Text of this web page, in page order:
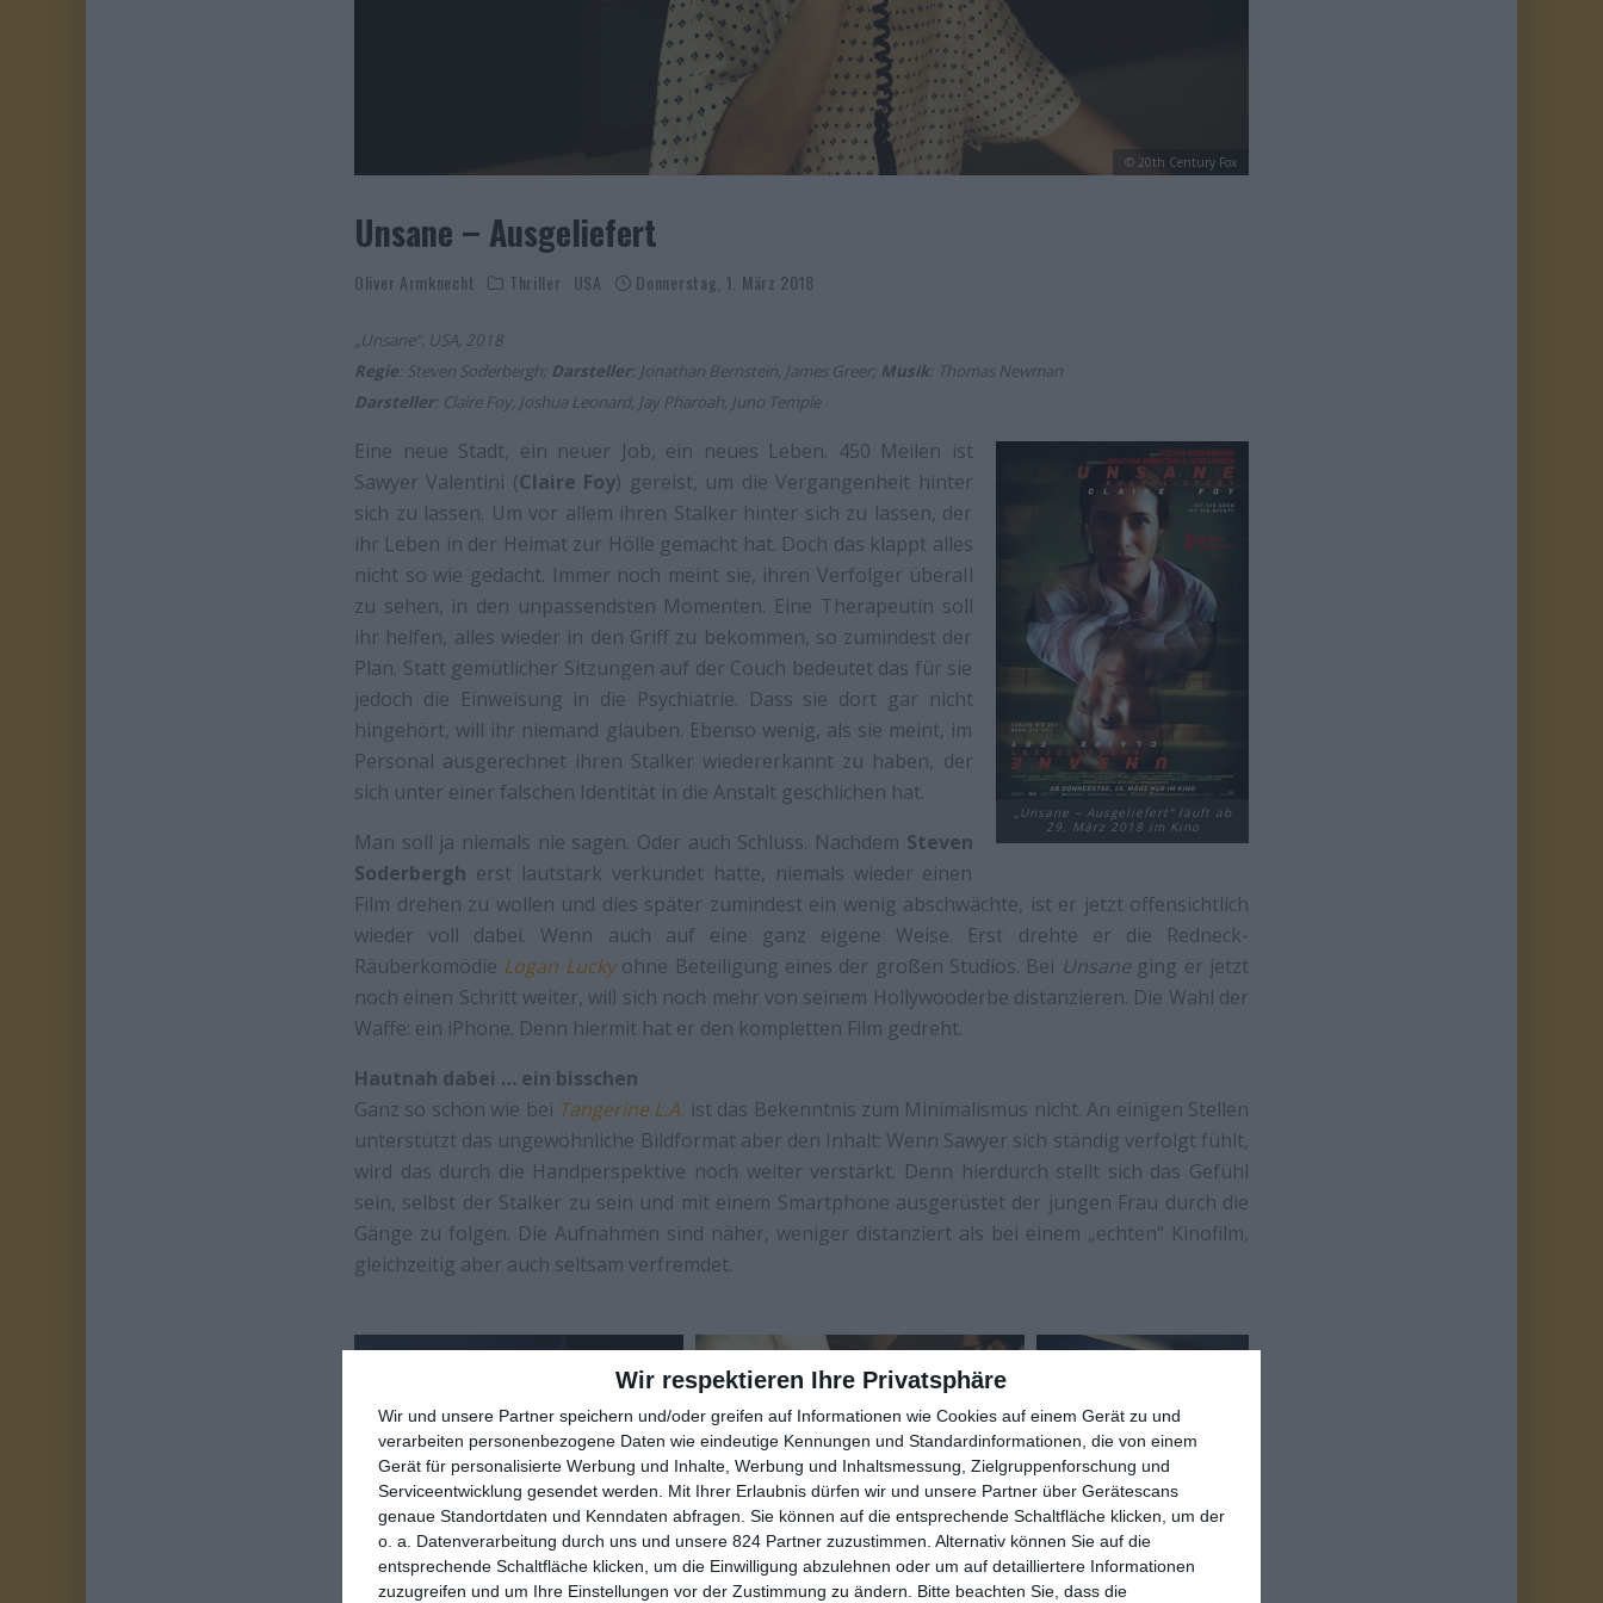
Wir respektieren Ihre Privatsphäre
Wir und unsere Partner speichern und/oder greifen auf Informationen wie Cookies auf einem Gerät zu und
verarbeiten personenbezogene Daten wie eindeutige Kennungen und Standardinformationen, die von einem
Gerät für personalisierte Werbung und Inhalte, Werbung und Inhaltsmessung, Zielgruppenforschung und
Serviceentwicklung gesendet werden.
Mit Ihrer Erlaubnis dürfen wir und unsere Partner über Gerätescans
genaue Standortdaten und Kenndaten abfragen. Sie können auf die entsprechende Schaltfläche klicken, um der
o. a. Datenverarbeitung durch uns und unsere 824 Partner zuzustimmen. Alternativ können Sie auf die
entsprechende Schaltfläche klicken, um die Einwilligung abzulehnen oder um auf detailliertere Informationen
zuzugreifen und um Ihre Einstellungen vor der Zustimmung zu ändern.
Bitte beachten Sie, dass die
© 20th Century Fox
Unsane – Ausgeliefert
Oliver Armknecht Thriller USA Donnerstag, 1. März 2018
„Unsane“, USA, 2018
Regie: Steven Soderbergh; Darsteller: Jonathan Bernstein, James Greer; Musik: Thomas Newman
Darsteller: Claire Foy, Joshua Leonard, Jay Pharoah, Juno Temple
„Unsane – Ausgeliefert“ läuft ab
29. März 2018 im Kino
Eine neue Stadt, ein neuer Job, ein neues Leben. 450 Meilen ist
Sawyer Valentini (Claire Foy) gereist, um die Vergangenheit hinter
sich zu lassen. Um vor allem ihren Stalker hinter sich zu lassen, der
ihr Leben in der Heimat zur Hölle gemacht hat. Doch das klappt alles
nicht so wie gedacht. Immer noch meint sie, ihren Verfolger überall
zu sehen, in den unpassendsten Momenten. Eine Therapeutin soll
ihr helfen, alles wieder in den Griff zu bekommen, so zumindest der
Plan. Statt gemütlicher Sitzungen auf der Couch bedeutet das für sie
jedoch die Einweisung in die Psychiatrie. Dass sie dort gar nicht
hingehört, will ihr niemand glauben. Ebenso wenig, als sie meint, im
Personal ausgerechnet ihren Stalker wiedererkannt zu haben, der
sich unter einer falschen Identität in die Anstalt geschlichen hat.
Man soll ja niemals nie sagen. Oder auch Schluss. Nachdem Steven
Soderbergh erst lautstark verkündet hatte, niemals wieder einen
Film drehen zu wollen und dies später zumindest ein wenig abschwächte, ist er jetzt offensichtlich
wieder voll dabei. Wenn auch auf eine ganz eigene Weise. Erst drehte er die Redneck-
Räuberkomödie Logan Luckyohne Beteiligung eines der großen Studios. Bei Unsaneging er jetzt
noch einen Schritt weiter, will sich noch mehr von seinem Hollywooderbe distanzieren. Die Wahl der
Waffe: ein iPhone. Denn hiermit hat er den kompletten Film gedreht.
Hautnah dabei … ein bisschen
Ganz so schön wie bei Tangerine L.A. ist das Bekenntnis zum Minimalismus nicht. An einigen Stellen
unterstützt das ungewöhnliche Bildformat aber den Inhalt: Wenn Sawyer sich ständig verfolgt fühlt,
wird das durch die Handperspektive noch weiter verstärkt. Denn hierdurch stellt sich das Gefühl
sein, selbst der Stalker zu sein und mit einem Smartphone ausgerüstet der jungen Frau durch die
Gänge zu folgen. Die Aufnahmen sind näher, weniger distanziert als bei einem „echten“ Kinofilm,
gleichzeitig aber auch seltsam verfremdet.